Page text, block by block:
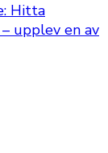
Hitta
upplev en av